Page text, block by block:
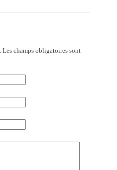
Les champs obligatoires sont